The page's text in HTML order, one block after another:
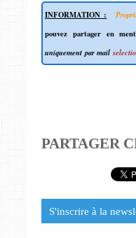
INFORMATION :
pouvez partager en
uniquement par mail
PARTAGER
S'inscrire à la